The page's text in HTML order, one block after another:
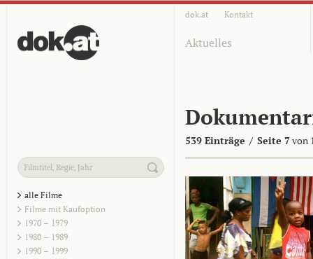
dok.at Kontakt
Aktuelles
539 Einträge / Seite 7von
alle Filme
Filme mit Kaufoption
1970 – 1979
1980 – 1989
1990 – 1999